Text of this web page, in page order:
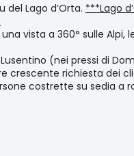
del Lago d’Orta. ***Lago
vista a 360° sulle Alpi,
(nei pressi di
crescente richiesta dei
costrette su sedia a